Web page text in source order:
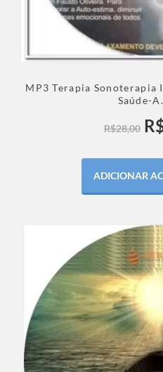
MP3 Terapia Sonoterapia
Saúde-
R$28,00
ADICIONAR